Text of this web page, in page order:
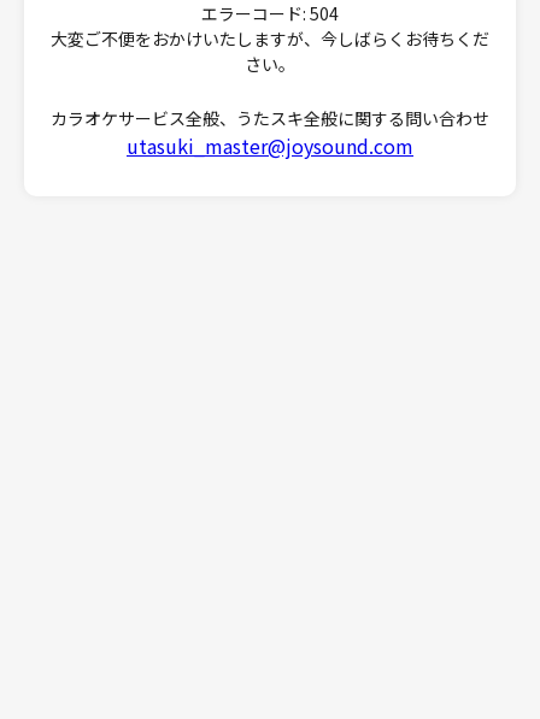
エラーコード: 504
大変ご不便をおかけいたしますが、今しばらくお待ちくだ
さい。
カラオケサービス全般、うたスキ全般に関する問い合わせ
utasuki_master@joysound.com